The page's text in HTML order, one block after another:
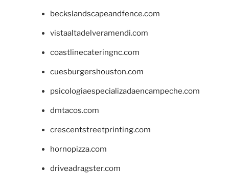
beckslandscapeandfence.com
vistaaltadelveramendi.com
coastlinecateringnc.com
cuesburgershouston.com
psicologiaespecializadaencampeche.com
dmtacos.com
crescentstreetprinting.com
hornopizza.com
driveadragster.com